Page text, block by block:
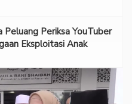
Periksa YouTuber
Eksploitasi Anak